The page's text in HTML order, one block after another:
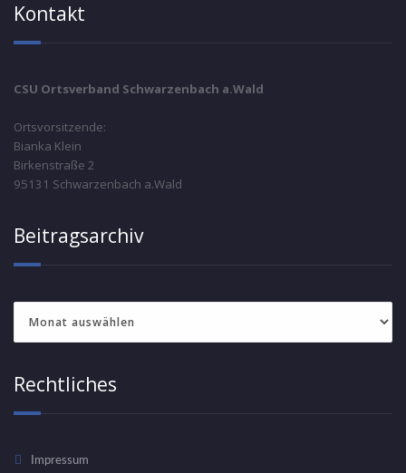
Kontakt
CSU Ortsverband Schwarzenbach a.Wald
Ortsvorsitzende:
Bianka Klein
Birkenstraße 2
95131 Schwarzenbach a.Wald
Beitragsarchiv
Rechtliches
Impressum